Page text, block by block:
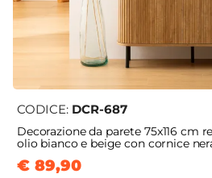
CODICE: DCR-687
Decorazione da parete 75x116 cm
olio bianco e beige con cornice
€ 89,90